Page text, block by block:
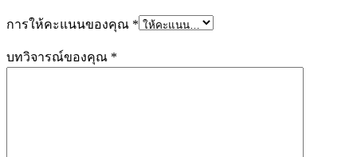
การให้คะแนนของคุณ *
บทวิจารณ์ของคุณ *